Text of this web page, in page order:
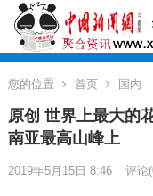
您的位置 首页 国内
原创 世界上最大的
南亚最高山峰上
2019年5月15日 8:46 评论